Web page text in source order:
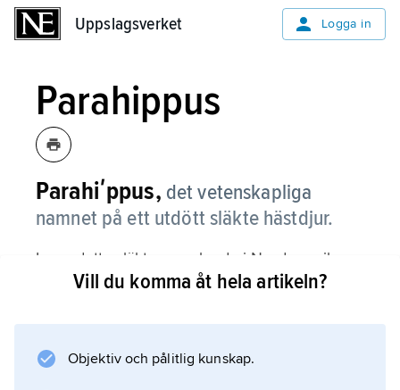
Uppslagsverket Logga in
Parahippus
Parahiʹppus, det vetenskapliga
namnet på ett utdött släkte hästdjur.
Inom detta släkte, som levde i Nordamerika
från början till mitten av miocen (för ca 25–15
troligen förfäderna till den underfamilj till
Vill du komma åt hela artikeln?
Objektiv och pålitlig kunskap.